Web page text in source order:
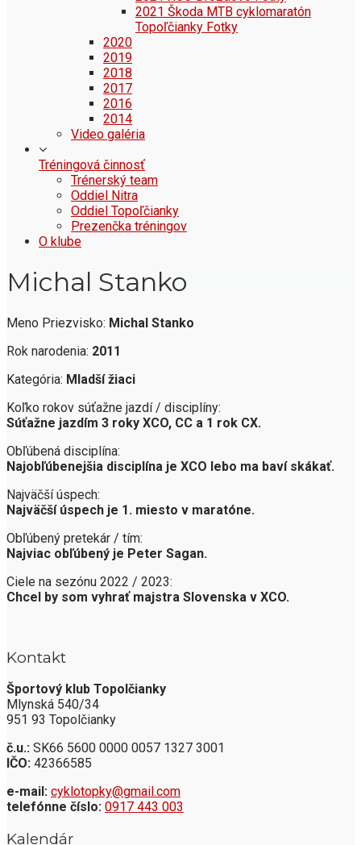
2021 Škoda MTB cyklomaratón
Topoľčianky Fotky
2020
2019
2018
2017
2016
2014
Video galéria
Tréningová činnosť
Trénerský team
Oddiel Nitra
Oddiel Topoľčianky
Prezenčka tréningov
O klube
Michal Stanko
Meno Priezvisko: Michal Stanko
Rok narodenia: 2011
Kategória: Mladší žiaci
Koľko rokov súťažne jazdí / disciplíny:
Súťažne jazdím 3 roky XCO, CC a 1 rok CX.
Obľúbená disciplína:
Najobľúbenejšia disciplína je XCO lebo ma baví skákať.
Najväčší úspech:
Najväčší úspech je 1. miesto v maratóne.
Obľúbený pretekár / tím:
Najviac obľúbený je Peter Sagan.
Ciele na sezónu 2022 / 2023:
Chcel by som vyhrať majstra Slovenska v XCO.
Kontakt
Športový klub Topolčianky
Mlynská 540/34
951 93 Topolčianky
č.u.: SK66 5600 0000 0057 1327 3001
IČO: 42366585
e-mail: cyklotopky@gmail.com
telefónne číslo: 0917 443 003
Kalendár